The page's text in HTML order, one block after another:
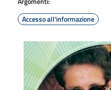
Accesso all'informazione